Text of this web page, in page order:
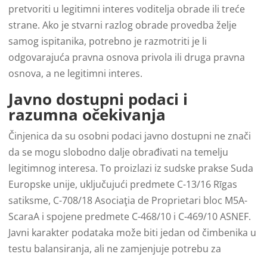
pretvoriti u legitimni interes voditelja obrade ili treće
strane. Ako je stvarni razlog obrade provedba želje
samog ispitanika, potrebno je razmotriti je li
odgovarajuća pravna osnova privola ili druga pravna
osnova, a ne legitimni interes.
Javno dostupni podaci i
razumna očekivanja
Činjenica da su osobni podaci javno dostupni ne znači
da se mogu slobodno dalje obrađivati na temelju
legitimnog interesa. To proizlazi iz sudske prakse Suda
Europske unije, uključujući predmete C-13/16 Rīgas
satiksme, C-708/18 Asociaţia de Proprietari bloc M5A-
ScaraA i spojene predmete C-468/10 i C-469/10 ASNEF.
Javni karakter podataka može biti jedan od čimbenika u
testu balansiranja, ali ne zamjenjuje potrebu za